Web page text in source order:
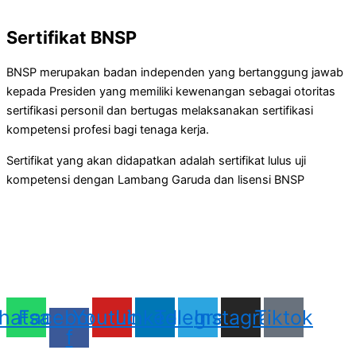
Sertifikat BNSP
BNSP merupakan badan independen yang bertanggung jawab
kepada Presiden yang memiliki kewenangan sebagai otoritas
sertifikasi personil dan bertugas melaksanakan sertifikasi
kompetensi profesi bagi tenaga kerja.
Sertifikat yang akan didapatkan adalah sertifikat lulus uji
kompetensi dengan Lambang Garuda dan lisensi BNSP
Facebook-
f
YoutubeLinkedinTelegram
Instagram
Tiktok